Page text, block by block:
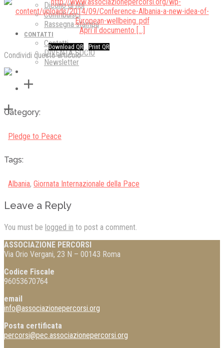
Dicono di noi
Contribuisci
Rassegna stampa
CONTATTI
Contatti
DIVENTA SOCIO
Newsletter
Apri il documento […]
Download QR Print QR
Condividi questo articolo
Category:
Pledge to Peace
Tags:
Albania, Giornata Internazionale della Pace
Leave a Reply
You must be logged in to post a comment.
ASSOCIAZIONE PERCORSI
Via Orio Vergani, 23 N – 00143 Roma
Codice Fiscale
96053670764
email
info@associazionepercorsi.org
Posta certificata
percorsi@pec.associazionepercorsi.org